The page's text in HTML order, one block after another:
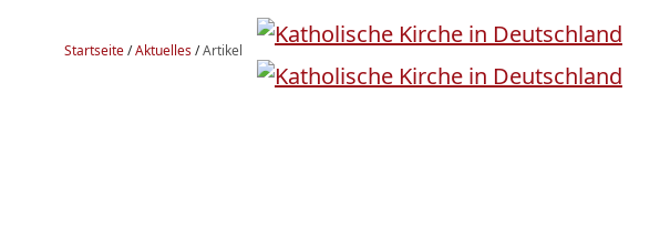
Startseite/Aktuelles/Artikel